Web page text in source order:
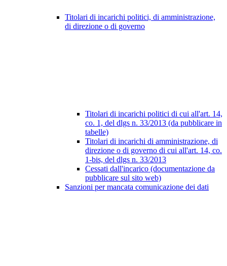
Titolari di incarichi politici, di amministrazione,
di direzione o di governo
Titolari di incarichi politici di cui all'art. 14,
co. 1, del dlgs n. 33/2013 (da pubblicare in
tabelle)
Titolari di incarichi di amministrazione, di
direzione o di governo di cui all'art. 14, co.
1-bis, del dlgs n. 33/2013
Cessati dall'incarico (documentazione da
pubblicare sul sito web)
Sanzioni per mancata comunicazione dei dati